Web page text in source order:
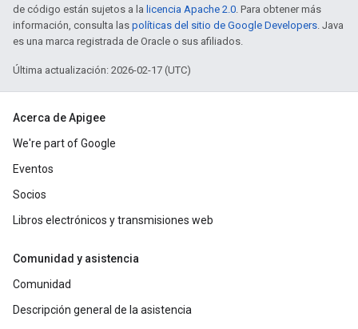
de código están sujetos a la licencia Apache 2.0. Para obtener más
información, consulta las políticas del sitio de Google Developers. Java
es una marca registrada de Oracle o sus afiliados.
Última actualización: 2026-02-17 (UTC)
Acerca de Apigee
We're part of Google
Eventos
Socios
Libros electrónicos y transmisiones web
Comunidad y asistencia
Comunidad
Descripción general de la asistencia